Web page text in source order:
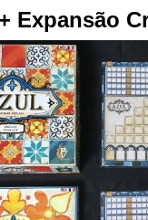
Expansão